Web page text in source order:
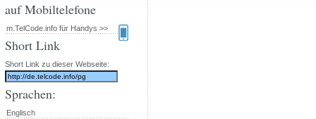
auf Mobiltelefone
m.TelCode.info für Handys >>
Short Link
Short Link zu dieser Webseite:
Sprachen:
Englisch